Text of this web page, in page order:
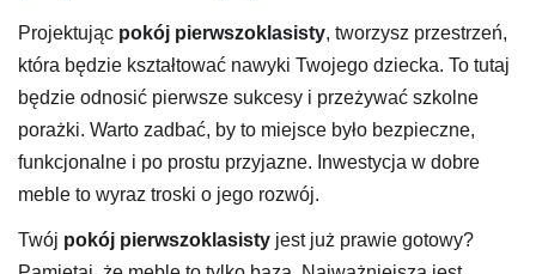
Projektując pokój pierwszoklasisty, tworzysz przestrzeń,
która będzie kształtować nawyki Twojego dziecka. To tutaj
będzie odnosić pierwsze sukcesy i przeżywać szkolne
porażki. Warto zadbać, by to miejsce było bezpieczne,
funkcjonalne i po prostu przyjazne. Inwestycja w dobre
meble to wyraz troski o jego rozwój.
Twój pokój pierwszoklasisty jest już prawie gotowy?